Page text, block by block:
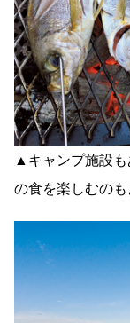
▲キャンプ施設も
の食を楽しむの